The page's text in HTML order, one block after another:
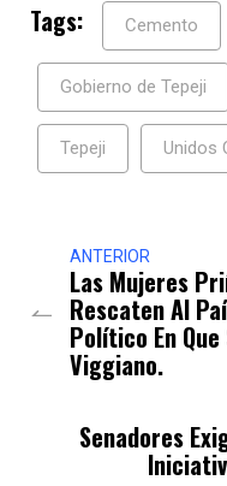
Tags: Cemento
Gobierno de Tepeji
Tepeji Unidos
ANTERIOR
Las Mujeres
Rescaten Al
Político En
Viggiano.
Senadores